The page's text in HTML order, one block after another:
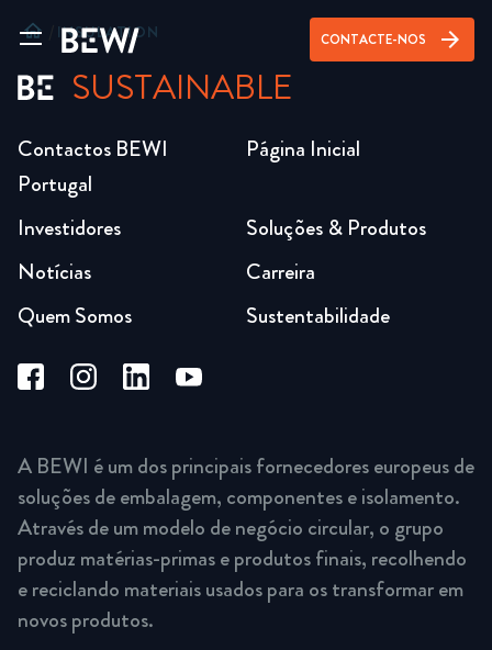
CONTACTE-NOS arrow_forward
home INSULATION
SUSTAINABLE
Página Inicial
Soluções & Produtos
Carreira
Sustentabilidade
Investidores
Notícias
Quem Somos
Contactos BEWI
Portugal
A BEWI é um dos principais fornecedores europeus de
soluções de embalagem, componentes e isolamento.
Através de um modelo de negócio circular, o grupo
produz matérias-primas e produtos finais, recolhendo
e reciclando materiais usados para os transformar em
novos produtos.